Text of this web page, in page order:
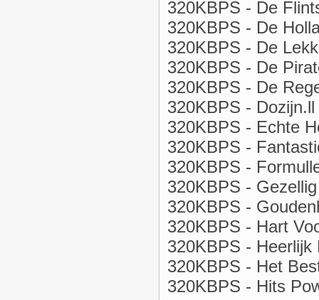
320KBPS - De
320KBPS - De
320KBPS - De
320KBPS - De
320KBPS - De
320KBPS - Dozijn.ll
320KBPS - Echte
320KBPS -
320KBPS -
320KBPS -
320KBPS -
320KBPS - Hart
320KBPS - Heerlijk
320KBPS - Het
320KBPS - Hits